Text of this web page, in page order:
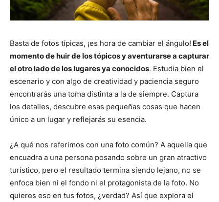
Basta de fotos típicas, ¡es hora de cambiar el ángulo! Es el
momento de huir de los tópicos y aventurarse a capturar
el otro lado de los lugares ya conocidos. Estudia bien el
escenario y con algo de creatividad y paciencia seguro
encontrarás una toma distinta a la de siempre. Captura
los detalles, descubre esas pequeñas cosas que hacen
único a un lugar y reflejarás su esencia.
¿A qué nos referimos con una foto común? A aquella que
encuadra a una persona posando sobre un gran atractivo
turístico, pero el resultado termina siendo lejano, no se
enfoca bien ni el fondo ni el protagonista de la foto. No
quieres eso en tus fotos, ¿verdad? Así que explora el